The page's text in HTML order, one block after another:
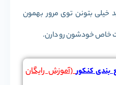
که شاید خیلی بتونن توی مرور بهمون
خودشون رو دارن.
بندی کنکور(آموزش رایگان